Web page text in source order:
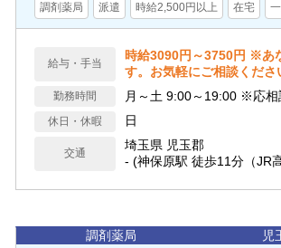
調剤薬局 派遣 時給2,500円以上 在宅
給与・手当
時給3090円～3750円 ※あ
す。お気軽にご相談くださ
勤務時間 月～土 9:00～19:00 ※応相
休日・休暇 日
交通
埼玉県 児玉郡
- (神保原駅 徒歩11分（JR
調剤薬局 児